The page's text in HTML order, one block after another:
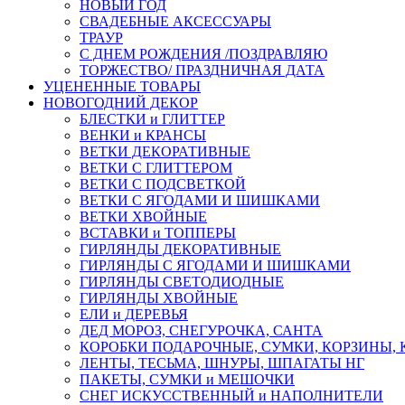
НОВЫЙ ГОД
СВАДЕБНЫЕ АКСЕССУАРЫ
ТРАУР
С ДНЕМ РОЖДЕНИЯ /ПОЗДРАВЛЯЮ
ТОРЖЕСТВО/ ПРАЗДНИЧНАЯ ДАТА
УЦЕНЕННЫЕ ТОВАРЫ
НОВОГОДНИЙ ДЕКОР
БЛЕСТКИ и ГЛИТТЕР
ВЕНКИ и КРАНСЫ
ВЕТКИ ДЕКОРАТИВНЫЕ
ВЕТКИ С ГЛИТТЕРОМ
ВЕТКИ С ПОДСВЕТКОЙ
ВЕТКИ С ЯГОДАМИ И ШИШКАМИ
ВЕТКИ ХВОЙНЫЕ
ВСТАВКИ и ТОППЕРЫ
ГИРЛЯНДЫ ДЕКОРАТИВНЫЕ
ГИРЛЯНДЫ С ЯГОДАМИ И ШИШКАМИ
ГИРЛЯНДЫ СВЕТОДИОДНЫЕ
ГИРЛЯНДЫ ХВОЙНЫЕ
ЕЛИ и ДЕРЕВЬЯ
ДЕД МОРОЗ, СНЕГУРОЧКА, САНТА
КОРОБКИ ПОДАРОЧНЫЕ, СУМКИ,
ЛЕНТЫ, ТЕСЬМА, ШНУРЫ, ШПАГАТЫ НГ
ПАКЕТЫ, СУМКИ и МЕШОЧКИ
СНЕГ ИСКУССТВЕННЫЙ и НАПОЛНИТЕЛИ